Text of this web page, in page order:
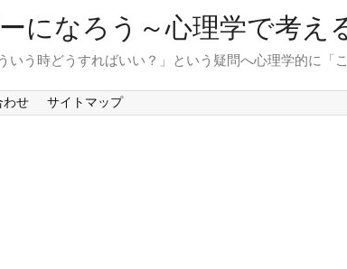
になろう～心理学で考え
いう時どうすればいい？」という疑問へ心理学的に「
わせ サイトマップ